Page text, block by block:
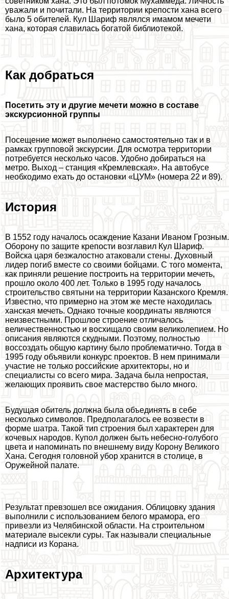
уважали и почитали. На территории крепости хана всего
было 5 обителей. Кул Шариф являлся имамом мечети
хана, которая славилась богатой библиотекой.
Как добраться
Посетить эту и другие мечети можно в составе
экскурсионной группы
Посещение может выполнено самостоятельно так и в
рамках групповой экскурсии. Для осмотра территории
потребуется несколько часов. Удобно добираться на
метро. Выход – станция «Кремлевская». На автобусе
необходимо ехать до остановки «ЦУМ» (номера 22 и 89).
История
В 1552 году началось осаждение Казани Иваном Грозным.
Оборону по защите крепости возглавил Кул Шариф.
Войска царя безжалостно атаковали стены. Духовный
лидер погиб вместе со своими бойцами. С того момента,
как приняли решение построить на территории мечеть,
прошло около 400 лет. Только в 1995 году началось
строительство святыни на территории Казанского Кремля.
Известно, что примерно на этом же месте находилась
ханская мечеть. Однако точные координаты являются
неизвестными. Прошлое строение отличалось
величественностью и восхищало своим великолепием. Но
описания являются скудными. Поэтому, полностью
воссоздать общую картину было проблематично. Тогда в
1995 году объявили конкурс проектов. В нем принимали
участие не только российские архитекторы, но и
специалисты со всего мира. Задача была непростая,
желающих проявить свое мастерство было много.
Будущая обитель должна была объединять в себе
несколько символов. Предполагалось ее возвести в
форме шатра. Такой тип строения был хаpaктерен для
кочевых народов. Купол должен быть небесно-гoлyбого
цвета и напоминать по внешнему виду Корону Великого
Хана. Сегодня головной убор хранится в столице, в
Оружейной палате.
Результат превзошел все ожидания. Облицовку здания
выполнили с использованием белого мрамора, его
привезли из Челябинской области. На строительном
материале высекли суры. Так называли специальные
надписи из Корана.
Архитектура